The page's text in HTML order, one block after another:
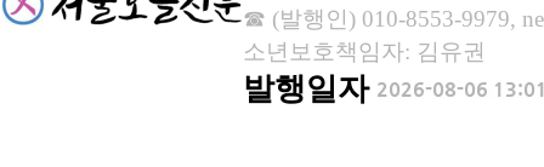
☎ (발행인) 010-8553-9979,
소년보호책임자: 김유권
발행일자